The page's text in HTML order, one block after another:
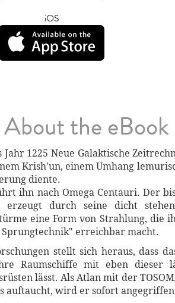
iOS
About the eBook
1225 Neue Galaktische
Krish'un, einem Umhang
diente.
ihn nach Omega Centauri. Der
erzeugt durch seine dicht
eine Form von Strahlung, die
erreichbar macht.
stellt sich heraus, dass
Raumschiffe mit eben dieser
lässt. Als Atlan mit der
auftaucht, wird er sofort